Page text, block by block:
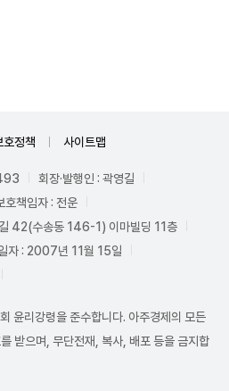
호정책 사이트맵
회장·발행인 : 곽영길
호책임자 : 전운
42(수송동 146-1) 이마빌딩 11층
자 : 2007년 11월 15일
윤리강령을 준수합니다. 아주경제의 모든
받으며, 무단전재, 복사, 배포 등을 금지합